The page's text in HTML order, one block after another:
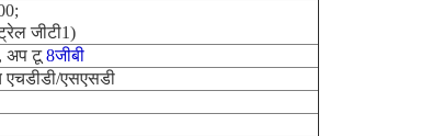
जीटी1)
अप टू8जीबी
एचडीडी/एसएसडी